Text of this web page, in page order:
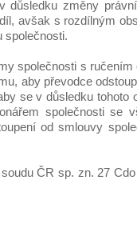
důsledku změny
avšak s rozdílným
společnosti.
společnosti s
aby převodce
se v důsledku tohoto
společnosti se
od smlouvy
ČR sp. zn. 27